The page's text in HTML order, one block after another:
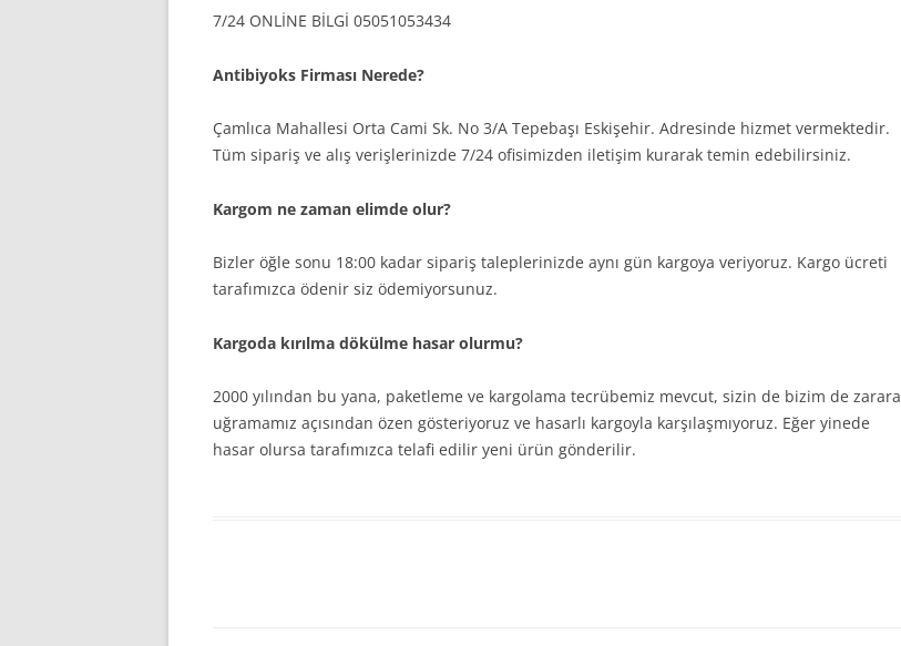
7/24 ONLİNE BİLGİ 05051053434
Antibiyoks Firması Nerede?
Çamlıca Mahallesi Orta Cami Sk. No 3/A Tepebaşı Eskişehir. Adresinde hizmet vermektedir.
Tüm sipariş ve alış verişlerinizde 7/24 ofisimizden iletişim kurarak temin edebilirsiniz.
Kargom ne zaman elimde olur?
Bizler öğle sonu 18:00 kadar sipariş taleplerinizde aynı gün kargoya veriyoruz. Kargo ücreti
tarafımızca ödenir siz ödemiyorsunuz.
Kargoda kırılma dökülme hasar olurmu?
2000 yılından bu yana, paketleme ve kargolama tecrübemiz mevcut, sizin de bizim de zarara
uğramamız açısından özen gösteriyoruz ve hasarlı kargoyla karşılaşmıyoruz. Eğer yinede
hasar olursa tarafımızca telafi edilir yeni ürün gönderilir.